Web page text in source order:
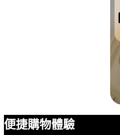
便捷購物體驗